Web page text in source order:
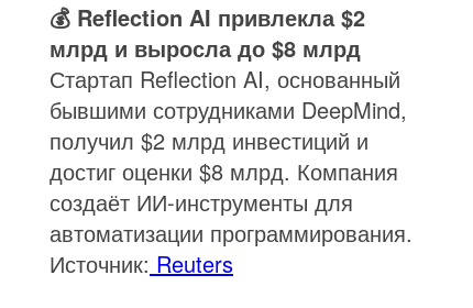
💰 Reflection AI привлекла $2
млрд и выросла до $8 млрд
Стартап Reflection AI, основанный
бывшими сотрудниками DeepMind,
получил $2 млрд инвестиций и
достиг оценки $8 млрд. Компания
создаёт ИИ-инструменты для
автоматизации программирования.
Источник: Reuters